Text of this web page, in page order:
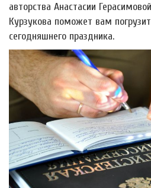
авторства Анастасии
Курзукова поможет вам
сегодняшнего праздника.